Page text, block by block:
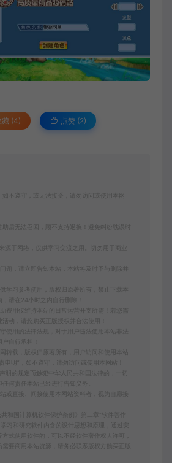
藏 (4) 点赞 (2)
如不遵守，或无法接受，请勿访问或使用本网
助后无法召回，顾不支持退换！避免纠纷耽误时
源于网络，仅供学习交流之用。切勿用于商业
题，请立即告知本站，本站将及时予与删除并
学习参考使用，版权归原著所有，禁止下载本
，请在24小时之内自行删除！
费用仅维持本站的日常运营开支所需！若您需
活动，请您购买正版授权并合法使用！
使用的法律法规，对于用户违法使用本站非法
转载，版权归原著所有，用户访问和使用本站
申明”，如不遵守，请勿访问或使用本网站！
明的规定而触犯中华人民共和国法律的，一切
任何责任本站已经进行告知义务。
或直接、间接使用本网站资料者，视为自愿接
和国计算机软件保护条例》第二章"软件菩作
习和研究软件内含的设计思想和原理，通过安
方式使用软件的，可以不经软件著作权人许可，
需要商用本站资源，请务必联系版权方购买正版